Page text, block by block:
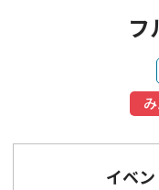
フ
イベン